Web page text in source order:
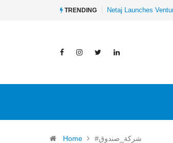
TRENDING Netaj Launches
Home #شركة_صندوق